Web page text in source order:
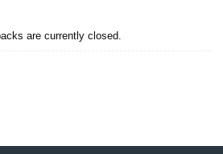
are currently closed.